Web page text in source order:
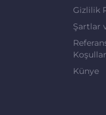
Gizlilik
Şartlar
Künye